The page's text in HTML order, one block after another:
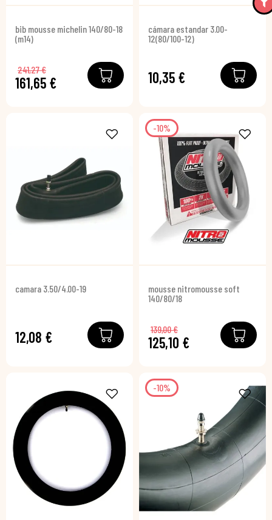
bib mousse michelin 140/80-18
(m14)
161,65 €
241,27 €
cámara estandar 3.00-
12(80/100-12)
10,35 €
camara 3.50/4.00-19
12,08 €
-10%
mousse nitromousse soft
140/80/18
125,10 €
139,00 €
-10%